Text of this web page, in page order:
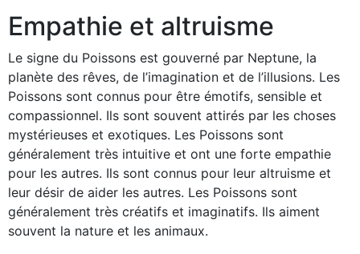
Empathie et altruisme
Le signe du Poissons est gouverné par Neptune, la
planète des rêves, de l’imagination et de l’illusions. Les
Poissons sont connus pour être émotifs, sensible et
compassionnel. Ils sont souvent attirés par les choses
mystérieuses et exotiques. Les Poissons sont
généralement très intuitive et ont une forte empathie
pour les autres. Ils sont connus pour leur altruisme et
leur désir de aider les autres. Les Poissons sont
généralement très créatifs et imaginatifs. Ils aiment
souvent la nature et les animaux.